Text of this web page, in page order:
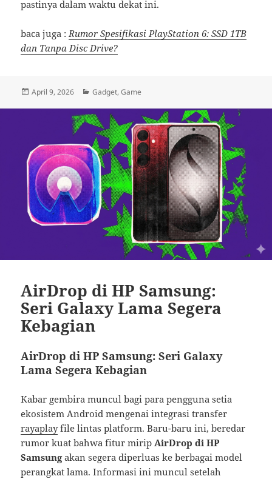
pastinya dalam waktu dekat ini.
baca juga : Rumor Spesifikasi PlayStation 6: SSD 1TB
dan Tanpa Disc Drive?
Posted
April 9, 2026 Categories
Gadget,Game
AirDrop di HP Samsung:
Seri Galaxy Lama Segera
Kebagian
AirDrop di HP Samsung: Seri Galaxy
Lama Segera Kebagian
Kabar gembira muncul bagi para pengguna setia
ekosistem Android mengenai integrasi transfer
rayaplayfile lintas platform. Baru-baru ini, beredar
rumor kuat bahwa fitur mirip AirDrop di HP
Samsungakan segera diperluas ke berbagai model
perangkat lama. Informasi ini muncul setelah